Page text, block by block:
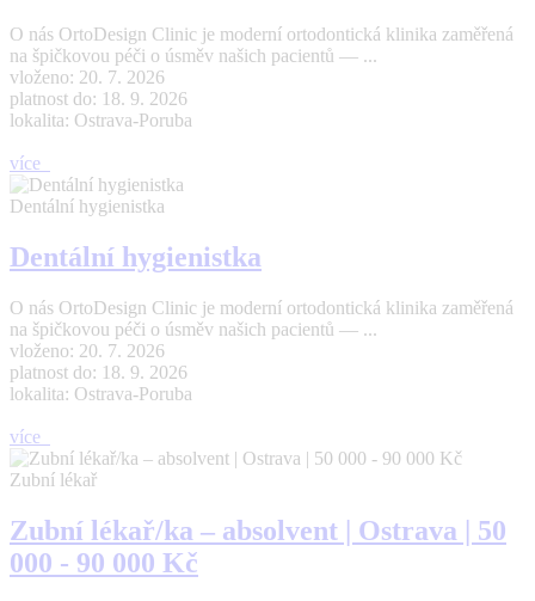
O nás OrtoDesign Clinic je moderní ortodontická klinika zaměřená
na špičkovou péči o úsměv našich pacientů — ...
vloženo: 20. 7. 2026
platnost do: 18. 9. 2026
lokalita: Ostrava-Poruba
více
Dentální hygienistka
Dentální hygienistka
O nás OrtoDesign Clinic je moderní ortodontická klinika zaměřená
na špičkovou péči o úsměv našich pacientů — ...
vloženo: 20. 7. 2026
platnost do: 18. 9. 2026
lokalita: Ostrava-Poruba
více
Zubní lékař
Zubní lékař/ka – absolvent | Ostrava | 50
000 - 90 000 Kč